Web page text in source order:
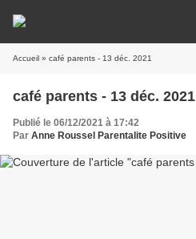
Accueil » café parents - 13 déc. 2021
café parents - 13 déc. 2021
Publié le 06/12/2021 à 17:42
Par Anne Roussel Parentalite Positive